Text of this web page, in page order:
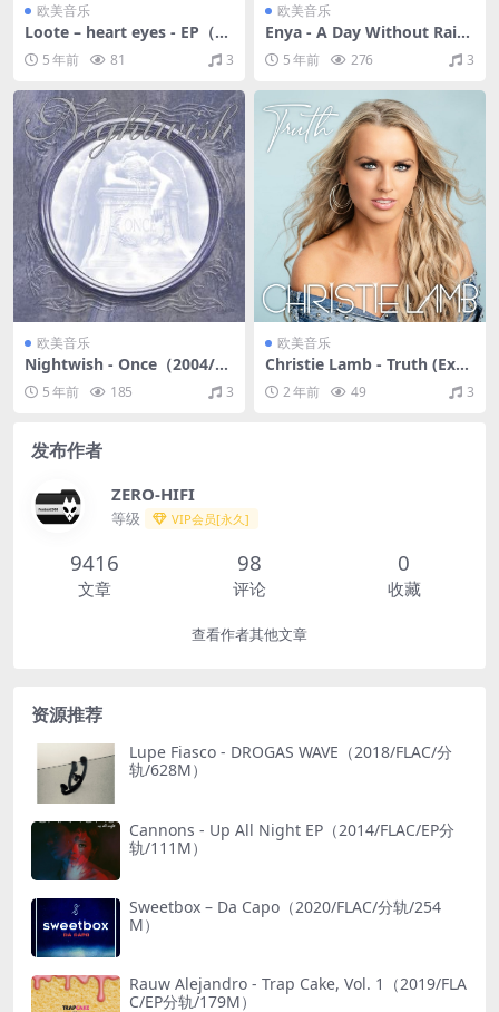
欧美音乐
Loote – heart eyes - EP（20
20/FLAC/Single分轨/102
M）5 年前 81 3
欧美音乐
Enya - A Day Without Rain
（2000/FLAC/分轨/209M）
5 年前 276 3
欧美音乐
Nightwish - Once（2004/FL
AC/分轨/418M）
5 年前 185 3
欧美音乐
Christie Lamb - Truth (Expli
cit)（2022/FLAC/分轨/339
M）2 年前 49 3
发布作者
ZERO-HIFI
等级 VIP会员[永久]
9416
文章
98
评论
0
收藏
查看作者其他文章
资源推荐
Lupe Fiasco - DROGAS WAVE（2018/FLAC/分
轨/628M）
Cannons - Up All Night EP（2014/FLAC/EP分
轨/111M）
Sweetbox – Da Capo（2020/FLAC/分轨/254
M）
Rauw Alejandro - Trap Cake, Vol. 1（2019/FLA
C/EP分轨/179M）